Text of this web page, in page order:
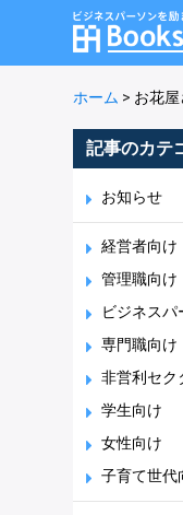
ホーム > お花
記事のカテ
お知らせ
経営者向け
管理職向け
ビジネスパ
専門職向け
非営利セク
学生向け
女性向け
子育て世代